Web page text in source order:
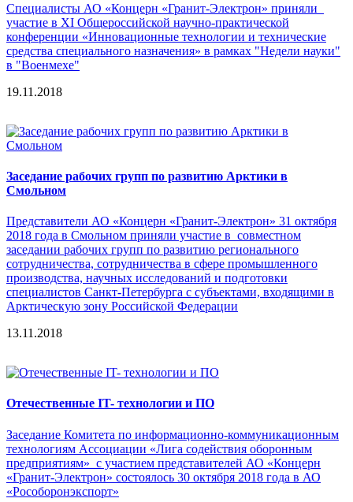
Специалисты АО «Концерн «Гранит-Электрон» приняли
участие в XI Общероссийской научно-практической
конференции «Инновационные технологии и технические
средства специального назначения» в рамках "Недели науки"
в "Военмехе"
19.11.2018
Заседание рабочих групп по развитию Арктики в
Смольном
Представители АО «Концерн «Гранит-Электрон» 31 октября
2018 года в Смольном приняли участие в совместном
заседании рабочих групп по развитию регионального
сотрудничества, сотрудничества в сфере промышленного
производства, научных исследований и подготовки
специалистов Санкт-Петербурга с субъектами, входящими в
Арктическую зону Российской Федерации
13.11.2018
Отечественные IT- технологии и ПО
Заседание Комитета по информационно-коммуникационным
технологиям Ассоциации «Лига содействия оборонным
предприятиям» с участием представителей АО «Концерн
«Гранит-Электрон» состоялось 30 октября 2018 года в АО
«Рособоронэкспорт»